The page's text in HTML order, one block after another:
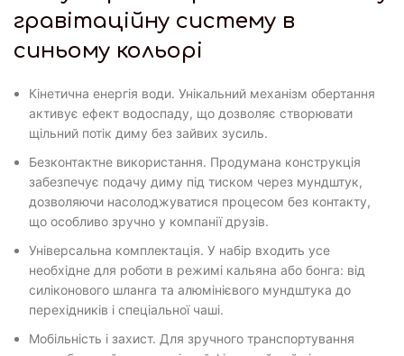
гравітаційну систему в
синьому кольорі
Кінетична енергія води. Унікальний механізм обертання
активує ефект водоспаду, що дозволяє створювати
щільний потік диму без зайвих зусиль.
Безконтактне використання. Продумана конструкція
забезпечує подачу диму під тиском через мундштук,
дозволяючи насолоджуватися процесом без контакту,
що особливо зручно у компанії друзів.
Універсальна комплектація. У набір входить усе
необхідне для роботи в режимі кальяна або бонга: від
силіконового шланга та алюмінієвого мундштука до
перехідників і спеціальної чаші.
Мобільність і захист. Для зручного транспортування